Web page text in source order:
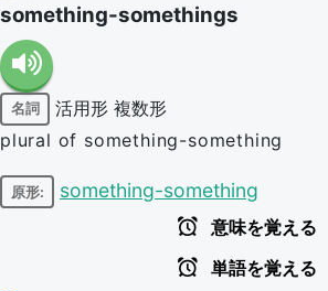
something-somethings
名詞 活用形 複数形
plural of something-something
原形: something-something
意味を覚える
単語を覚える